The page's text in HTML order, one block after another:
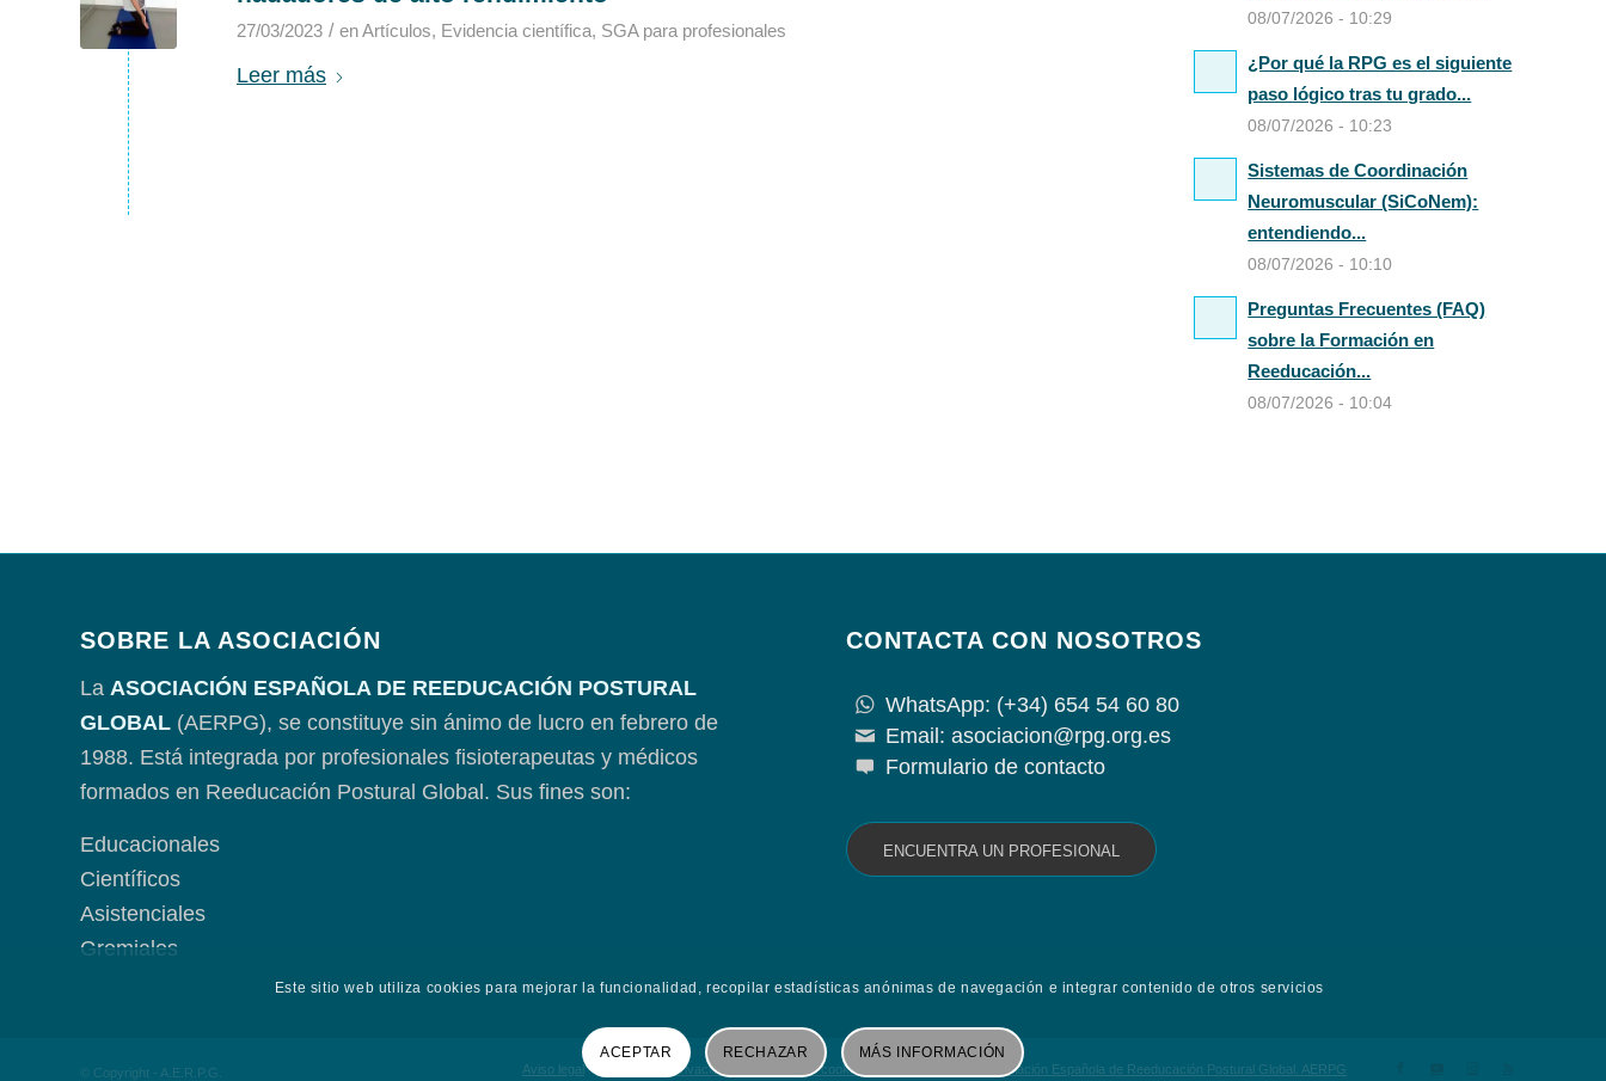
27/03/2023 / enArtículos, Evidencia científica, SGA para profesionales
Leer más
08/07/2026 - 10:29
¿Por qué la RPG es el siguiente
paso lógico tras tu grado...
08/07/2026 - 10:23
Sistemas de Coordinación
Neuromuscular (SiCoNem):
entendiendo...
08/07/2026 - 10:10
Preguntas Frecuentes (FAQ)
sobre la Formación en
Reeducación...
08/07/2026 - 10:04
SOBRE LA ASOCIACIÓN
La ASOCIACIÓN ESPAÑOLA DE REEDUCACIÓN POSTURAL
GLOBAL (AERPG), se constituye sin ánimo de lucro en febrero de
1988. Está integrada por profesionales fisioterapeutas y médicos
formados en Reeducación Postural Global. Sus fines son:
Educacionales
Científicos
Asistenciales
Gremiales
CONTACTA CON NOSOTROS
WhatsApp: (+34) 654 54 60 80
Email: asociacion@rpg.org.es
Formulario de contacto
ENCUENTRA UN PROFESIONAL
© Copyright - A.E.R.P.G. Aviso legal Política de privacidad Política de cookies Contacta con la Asociación Española de Reeducación Postural Global. AERPG
Este sitio web utiliza cookies para mejorar la funcionalidad, recopilar estadísticas anónimas de navegación e integrar contenido de otros servicios
ACEPTAR RECHAZAR MÁS INFORMACIÓN